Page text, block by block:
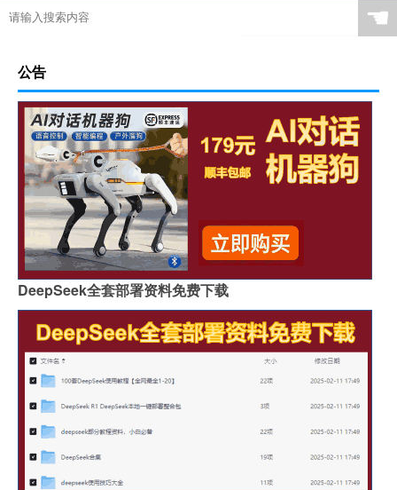
☚
公告
DeepSeek全套部署资料免费下载